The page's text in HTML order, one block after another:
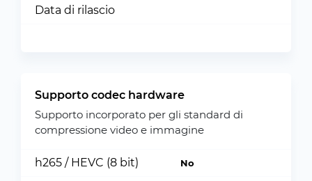
Data di rilascio
Supporto codec hardware
Supporto incorporato per gli standard di
compressione video e immagine
h265 / HEVC (8 bit) No